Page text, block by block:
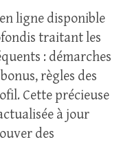
ligne disponible
traitant les
: démarches
règles des
Cette précieuse
à jour
des